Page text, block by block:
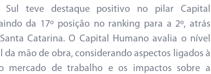
Sul teve destaque positivo no pilar Capital
da 17º posição no ranking para a 2º, atrás
Catarina. O Capital Humano avalia o nível
da mão de obra, considerando aspectos ligados à
mercado de trabalho e os impactos sobre a